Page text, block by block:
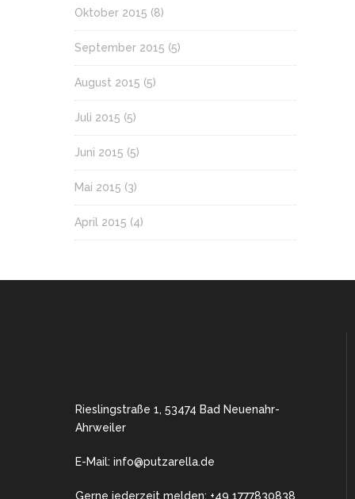
Oktober 2015 (8)
September 2015 (5)
August 2015 (5)
Juli 2015 (5)
Juni 2015 (5)
Mai 2015 (3)
April 2015 (4)
Rieslingstraße 1, 53474 Bad Neuenahr-
Ahrweiler
E-Mail: info@putzarella.de
Gerne jederzeit melden: +49 1777830838